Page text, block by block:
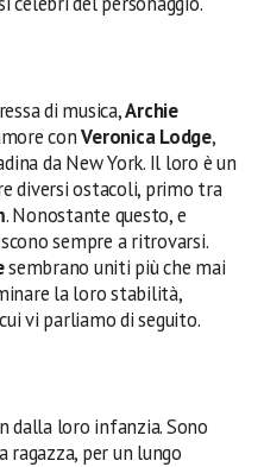
di musica,Archie
conVeronica Lodge,
da New York. Il loro è un
diversi ostacoli, primo tra
. Nonostante questo, e
sempre a ritrovarsi.
sembrano uniti più che mai
la loro stabilità,
vi parliamo di seguito.
dalla loro infanzia. Sono
per un lungo